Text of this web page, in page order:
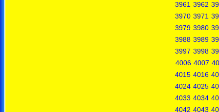
3961 3962
3970 3971
3979 3980
3988 3989
3997 3998
4006 4007
4015 4016
4024 4025
4033 4034
4042 4043